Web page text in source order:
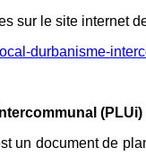
sur le site internet
durbanisme-
(PLUi)
un document de